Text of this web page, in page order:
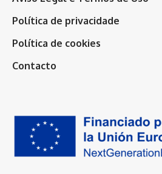
Política de privacidade
Política de cookies
Contacto